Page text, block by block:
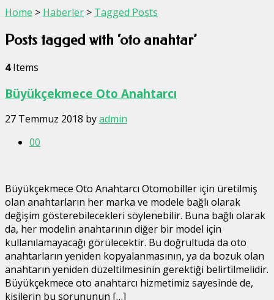
Home > Haberler > Tagged Posts
Posts tagged with ‘oto anahtar’
4Items
Büyükçekmece Oto Anahtarcı
27 Temmuz 2018 byadmin
00
Büyükçekmece Oto Anahtarcı Otomobiller için üretilmiş
olan anahtarların her marka ve modele bağlı olarak
değişim gösterebilecekleri söylenebilir. Buna bağlı olarak
da, her modelin anahtarının diğer bir model için
kullanılamayacağı görülecektir. Bu doğrultuda da oto
anahtarların yeniden kopyalanmasının, ya da bozuk olan
anahtarın yeniden düzeltilmesinin gerektiği belirtilmelidir.
Büyükçekmece oto anahtarcı hizmetimiz sayesinde de,
kişilerin bu sorununun […]